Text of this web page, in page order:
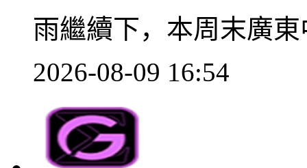
雨繼續下，本周末廣
2026-08-09 16:54